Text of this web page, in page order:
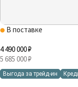
В поставке
4 490 000 ₽
5 685 000 ₽
Выгода за трейд-ин